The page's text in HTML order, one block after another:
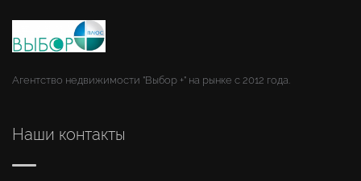
Агентство недвижимости "Выбор +" на рынке с 2012 года.
Наши контакты